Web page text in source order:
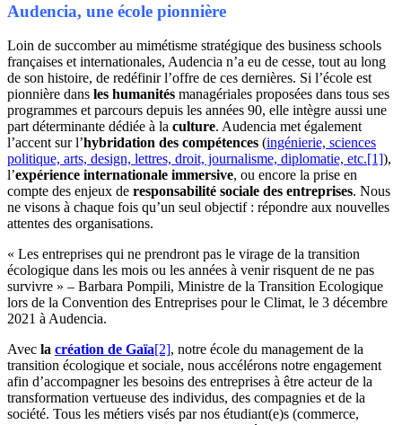
Audencia, une école pionnière
Loin de succomber au mimétisme stratégique des business schools
françaises et internationales, Audencia n’a eu de cesse, tout au long
de son histoire, de redéfinir l’offre de ces dernières. Si l’école est
pionnière dans les humanités managériales proposées dans tous ses
programmes et parcours depuis les années 90, elle intègre aussi une
part déterminante dédiée à la culture. Audencia met également
l’accent sur l’hybridation des compétences (ingénierie, sciences
politique, arts, design, lettres, droit, journalisme, diplomatie, etc.[1]),
l’expérience internationale immersive, ou encore la prise en
compte des enjeux de responsabilité sociale des entreprises. Nous
ne visons à chaque fois qu’un seul objectif : répondre aux nouvelles
attentes des organisations.
« Les entreprises qui ne prendront pas le virage de la transition
écologique dans les mois ou les années à venir risquent de ne pas
survivre » – Barbara Pompili, Ministre de la Transition Ecologique
lors de la Convention des Entreprises pour le Climat, le 3 décembre
2021 à Audencia.
Avec la création de Gaïa[2], notre école du management de la
transition écologique et sociale, nous accélérons notre engagement
afin d’accompagner les besoins des entreprises à être acteur de la
transformation vertueuse des individus, des compagnies et de la
société. Tous les métiers visés par nos étudiant(e)s (commerce,